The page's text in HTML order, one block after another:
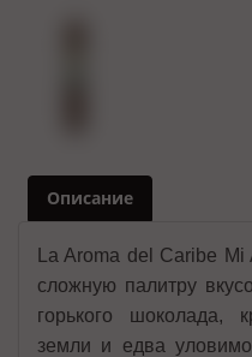
Описание
La Aroma del Caribe
сложную палитру
горького шоколада,
земли и едва